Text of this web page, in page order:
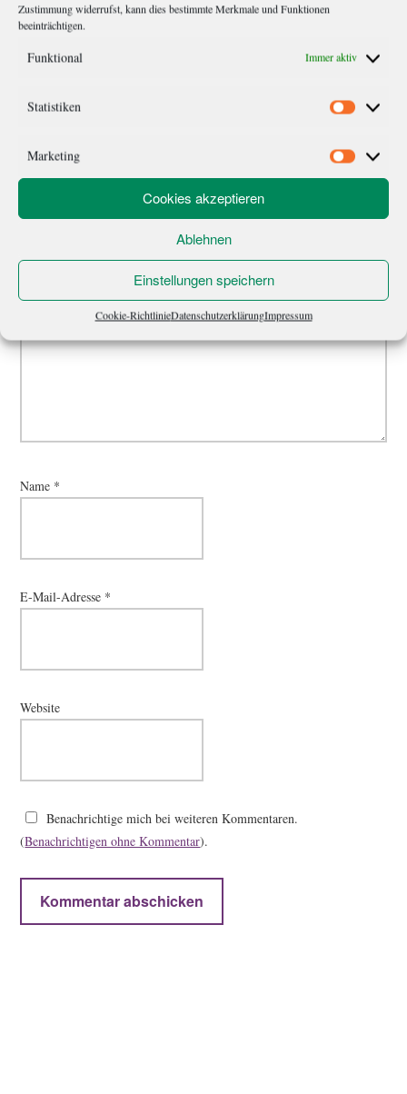
Zustimmung widerrufst, kann dies bestimmte Merkmale und Funktionen
beeinträchtigen.
Funktional Immer aktiv
Statistiken
Marketing
Cookies akzeptieren
Ablehnen
Einstellungen speichern
Cookie-RichtlinieDatenschutzerklärungImpressum
Leser-
Interaktionen
Schreibe einen Kommentar
sind mit*markiert
Kommentar
Name *
E-Mail-Adresse *
Website
Benachrichtige mich bei weiteren Kommentaren.
(Benachrichtigen ohne Kommentar).